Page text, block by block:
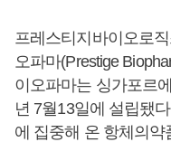
프레스티지바이오로
오파마(Prestige
이오파마는 싱가포르
년 7월13일에 설립됐
에 집중해 온 항체의약